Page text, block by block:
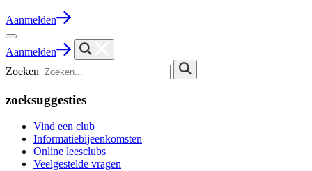
Aanmelden
Aanmelden
Zoeken
zoeksuggesties
Vind een club
Informatiebijeenkomsten
Online leesclubs
Veelgestelde vragen